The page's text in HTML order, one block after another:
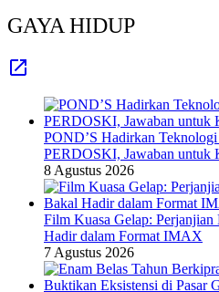
GAYA HIDUP
POND’S Hadirkan
PERDOSKI, Jawaban
8 Agustus 2026
Film Kuasa Gelap:
Hadir dalam Format IMAX
7 Agustus 2026